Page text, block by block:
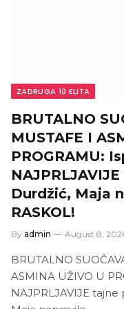
ZADRUGA 10 ELITA
BRUTALNO
MUSTAFE I
PROGRAMU:
Durdžić, Maja
RASKOL!
By admin August 8,
BRUTALNO
ASMINA UŽIVO U
NAJPRLJAVIJE